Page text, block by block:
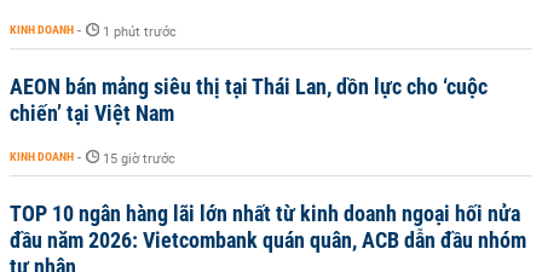
KINH DOANH - 1 phút trước
AEON bán mảng siêu thị tại Thái Lan, dồn lực cho ‘cuộc
chiến’ tại Việt Nam
KINH DOANH - 15 giờ trước
TOP 10 ngân hàng lãi lớn nhất từ kinh doanh ngoại hối nửa
đầu năm 2026: Vietcombank quán quân, ACB dẫn đầu nhóm
tư nhân